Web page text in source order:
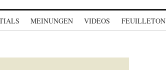
MEINUNGEN VIDEOS FEUILLETON